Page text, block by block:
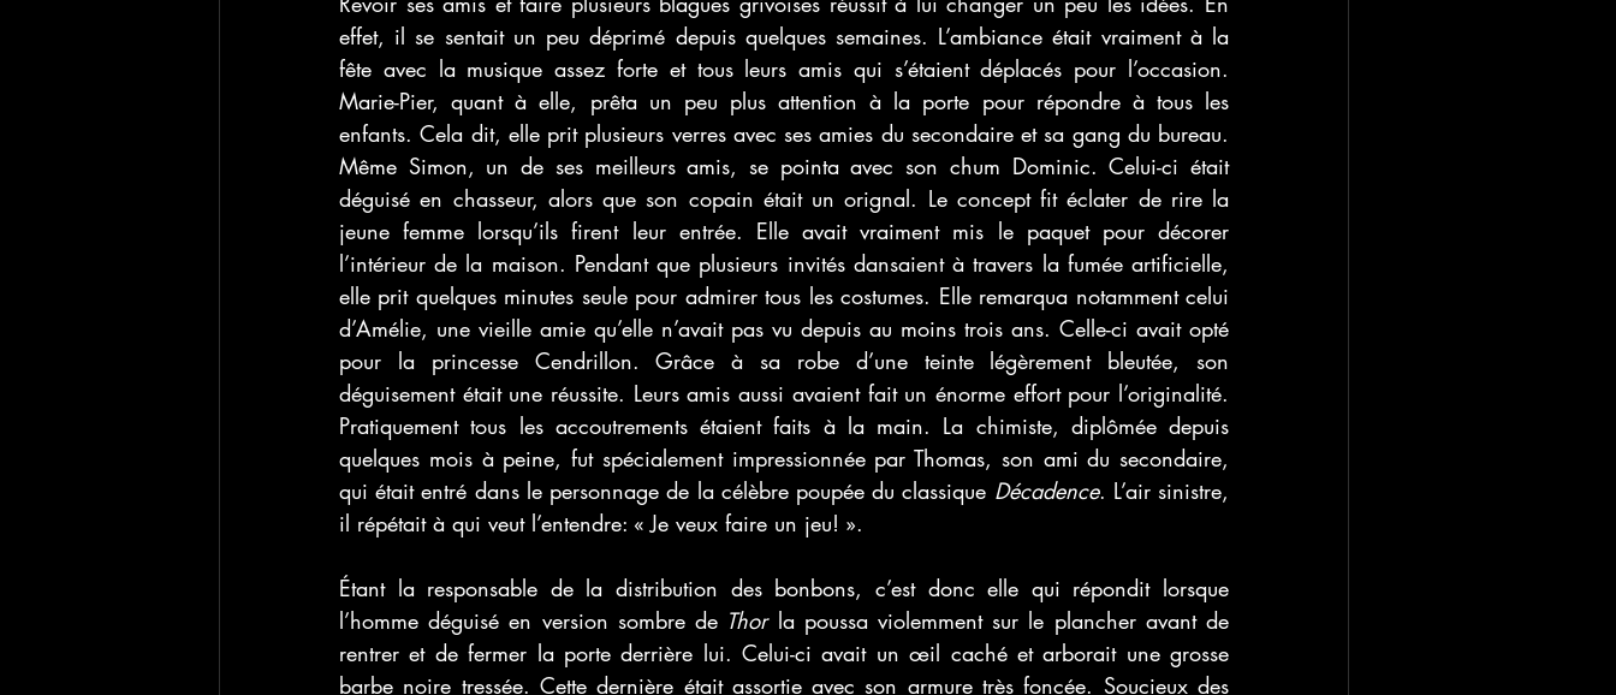
effet, il se sentait un peu déprimé depuis quelques semaines. L’ambiance était vraiment à la
fête avec la musique assez forte et tous leurs amis qui s’étaient déplacés pour l’occasion.
Marie-Pier, quant à elle, prêta un peu plus attention à la porte pour répondre à tous les
enfants. Cela dit, elle prit plusieurs verres avec ses amies du secondaire et sa gang du bureau.
Même Simon, un de ses meilleurs amis, se pointa avec son chum Dominic. Celui-ci était
déguisé en chasseur, alors que son copain était un orignal. Le concept fit éclater de rire la
jeune femme lorsqu’ils firent leur entrée. Elle avait vraiment mis le paquet pour décorer
l’intérieur de la maison. Pendant que plusieurs invités dansaient à travers la fumée artificielle,
elle prit quelques minutes seule pour admirer tous les costumes. Elle remarqua notamment celui
d’Amélie, une vieille amie qu’elle n’avait pas vu depuis au moins trois ans. Celle-ci avait opté
pour la princesse Cendrillon. Grâce à sa robe d’une teinte légèrement bleutée, son
déguisement était une réussite. Leurs amis aussi avaient fait un énorme effort pour l’originalité.
Pratiquement tous les accoutrements étaient faits à la main. La chimiste, diplômée depuis
quelques mois à peine, fut spécialement impressionnée par Thomas, son ami du secondaire,
qui était entré dans le personnage de la célèbre poupée du classique Décadence. L’air sinistre,
il répétait à qui veut l’entendre: « Je veux faire un jeu! ».
Étant la responsable de la distribution des bonbons, c’est donc elle qui répondit lorsque
l’homme déguisé en version sombre de Thor la poussa violemment sur le plancher avant de
rentrer et de fermer la porte derrière lui. Celui-ci avait un œil caché et arborait une grosse
barbe noire tressée. Cette dernière était assortie avec son armure très foncée. Soucieux des